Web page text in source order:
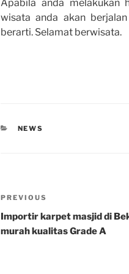
Apabila anda melakukan
wisata anda akan
berarti. Selamat berwisata.
CATEGORIES
NEWS
Post
navigation
Previous
Post
PREVIOUS
Importir karpet masjid di
murah kualitas Grade A